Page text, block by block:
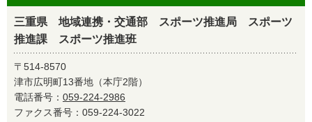
三重県 地域連携・交通部 スポーツ推進局 スポーツ
推進課 スポーツ推進班
〒514-8570
津市広明町13番地（本庁2階）
電話番号： 059-224-2986
ファクス番号：059-224-3022